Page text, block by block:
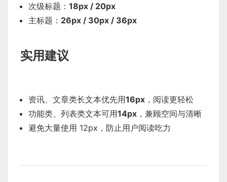
次级标题： 18px / 20px
主标题： 26px / 30px / 36px
实用建议
资讯、文章类长文本优先用16px ，阅读更轻松
功能类、列表类文本可用14px ，兼顾空间与清晰
避免大量使用 12px，防止用户阅读吃力